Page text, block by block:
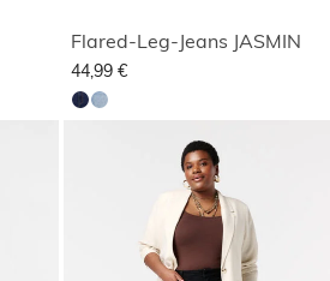
Flared-Leg-Jeans JASMIN
44,99 €